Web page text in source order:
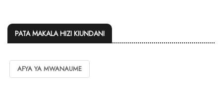
PATA MAKALA HIZI KIUNDANI
AFYA YA MWANAUME